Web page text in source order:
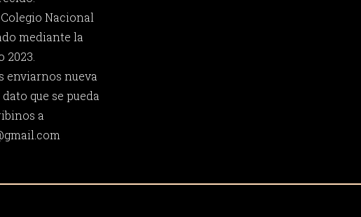
Nacional
mediante la
2023.
enviarnos nueva
que se pueda
a